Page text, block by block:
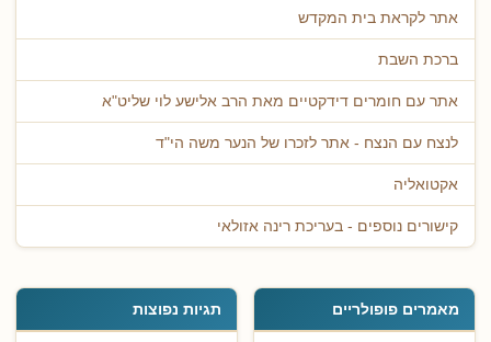
אתר לקראת בית המקדש
ברכת השבת
אתר עם חומרים דידקטיים מאת הרב אלישע לוי שליט"א
לנצח עם הנצח - אתר לזכרו של הנער משה הי"ד
אקטואליה
קישורים נוספים - בעריכת רינה אזולאי
מאמרים פופולריים תגיות נפוצות